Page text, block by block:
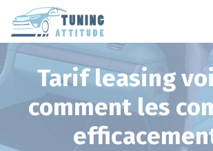
Tarif leasing
comment les